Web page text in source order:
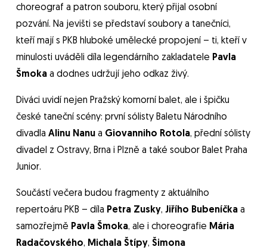
choreograf a patron souboru, který přijal osobní
pozvání. Na jevišti se představí soubory a tanečníci,
kteří mají s PKB hluboké umělecké propojení – ti, kteří v
minulosti uváděli díla legendárního zakladatele Pavla
Šmoka a dodnes udržují jeho odkaz živý.
Diváci uvidí nejen Pražský komorní balet, ale i špičku
české taneční scény: první sólisty Baletu Národního
divadla Alinu Nanua Giovanniho Rotola, přední sólisty
divadel z Ostravy, Brna i Plzně a také soubor Balet Praha
Junior.
Součástí večera budou fragmenty z aktuálního
repertoáru PKB – díla Petra Zusky, Jiřího Bubeníčkaa
samozřejmě Pavla Šmoka, ale i choreografie Mária
Radačovského, Michala Štípy, Šimona